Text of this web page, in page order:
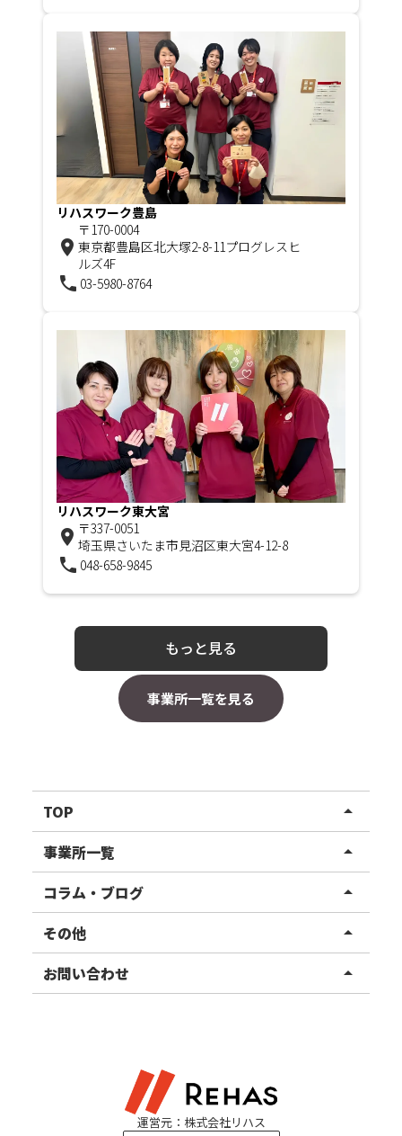
リハスワーク豊島
room
〒170-0004
東京都豊島区北大塚2-8-11プログレスヒ
ルズ4F
phone 03-5980-8764
リハスワーク東大宮
room 〒337-0051
埼玉県さいたま市見沼区東大宮4-12-8
phone 048-658-9845
もっと見る
事業所一覧を見る
TOP arrow_drop_up
リハスワーク
リハスファーム
事業所一覧 arrow_drop_up
関東エリア
東北エリア
甲信越エリア
四国・九州エリア
コラム・ブログ arrow_drop_up
事業所ブログ
ご利用者様の声
その他 arrow_drop_up
お知らせ
お問い合わせ arrow_drop_up
運営元：株式会社リハス